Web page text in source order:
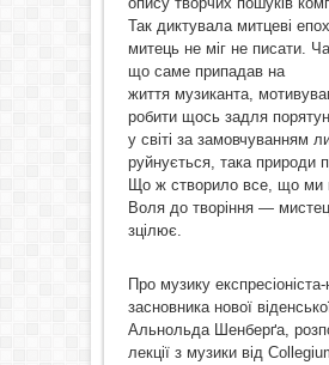
Так диктувала митцеві
митець не міг не писати.
що саме припадав на
життя музиканта,
робити щось задля
у світі за замовчуванням
руйнується, така природи
Що ж створило все, що ми
Воля до творіння —
зцілює.
Про музику
засновника нової
Альнольда Шенберґа,
лекції з музики від